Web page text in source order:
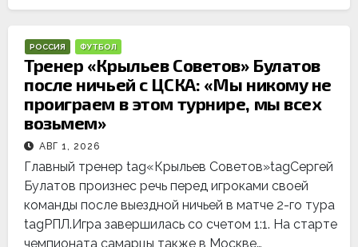
РОССИЯ ФУТБОЛ
Тренер «Крыльев Советов» Булатов
после ничьей с ЦСКА: «Мы никому не
проиграем в этом турнире, мы всех
возьмем»
АВГ 1, 2026
Главный тренер tag«Крыльев Советов»tagСергей
Булатов произнес речь перед игроками своей
команды после выездной ничьей в матче 2-го тура
tagРПЛ.Игра завершилась со счетом 1:1. На старте
чемпионата самарцы также в Москве…